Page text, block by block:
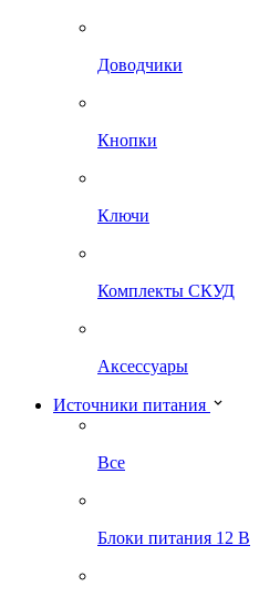
Доводчики
Кнопки
Ключи
Комплекты СКУД
Аксессуары
Источники питания
Все
Блоки питания 12 В